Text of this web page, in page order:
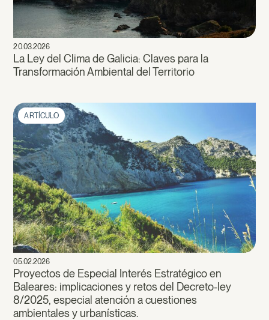
20.03.2026
La Ley del Clima de Galicia: Claves para la
Transformación Ambiental del Territorio
ARTÍCULO
05.02.2026
Proyectos de Especial Interés Estratégico en
Baleares: implicaciones y retos del Decreto-ley
8/2025, especial atención a cuestiones
ambientales y urbanísticas.